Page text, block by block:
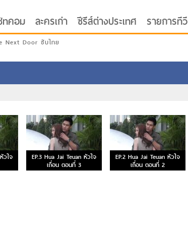
ทคอม ละครเก่า ซีรีส์ต่างประเทศ รายการทีวี
Next Door ซับไทย
วใจ
EP.3 Hua Jai Teuan หัวใจ
เถื่อน ตอนที่ 3
EP.2 Hua Jai Teuan หัวใจ
เถื่อน ตอนที่ 2